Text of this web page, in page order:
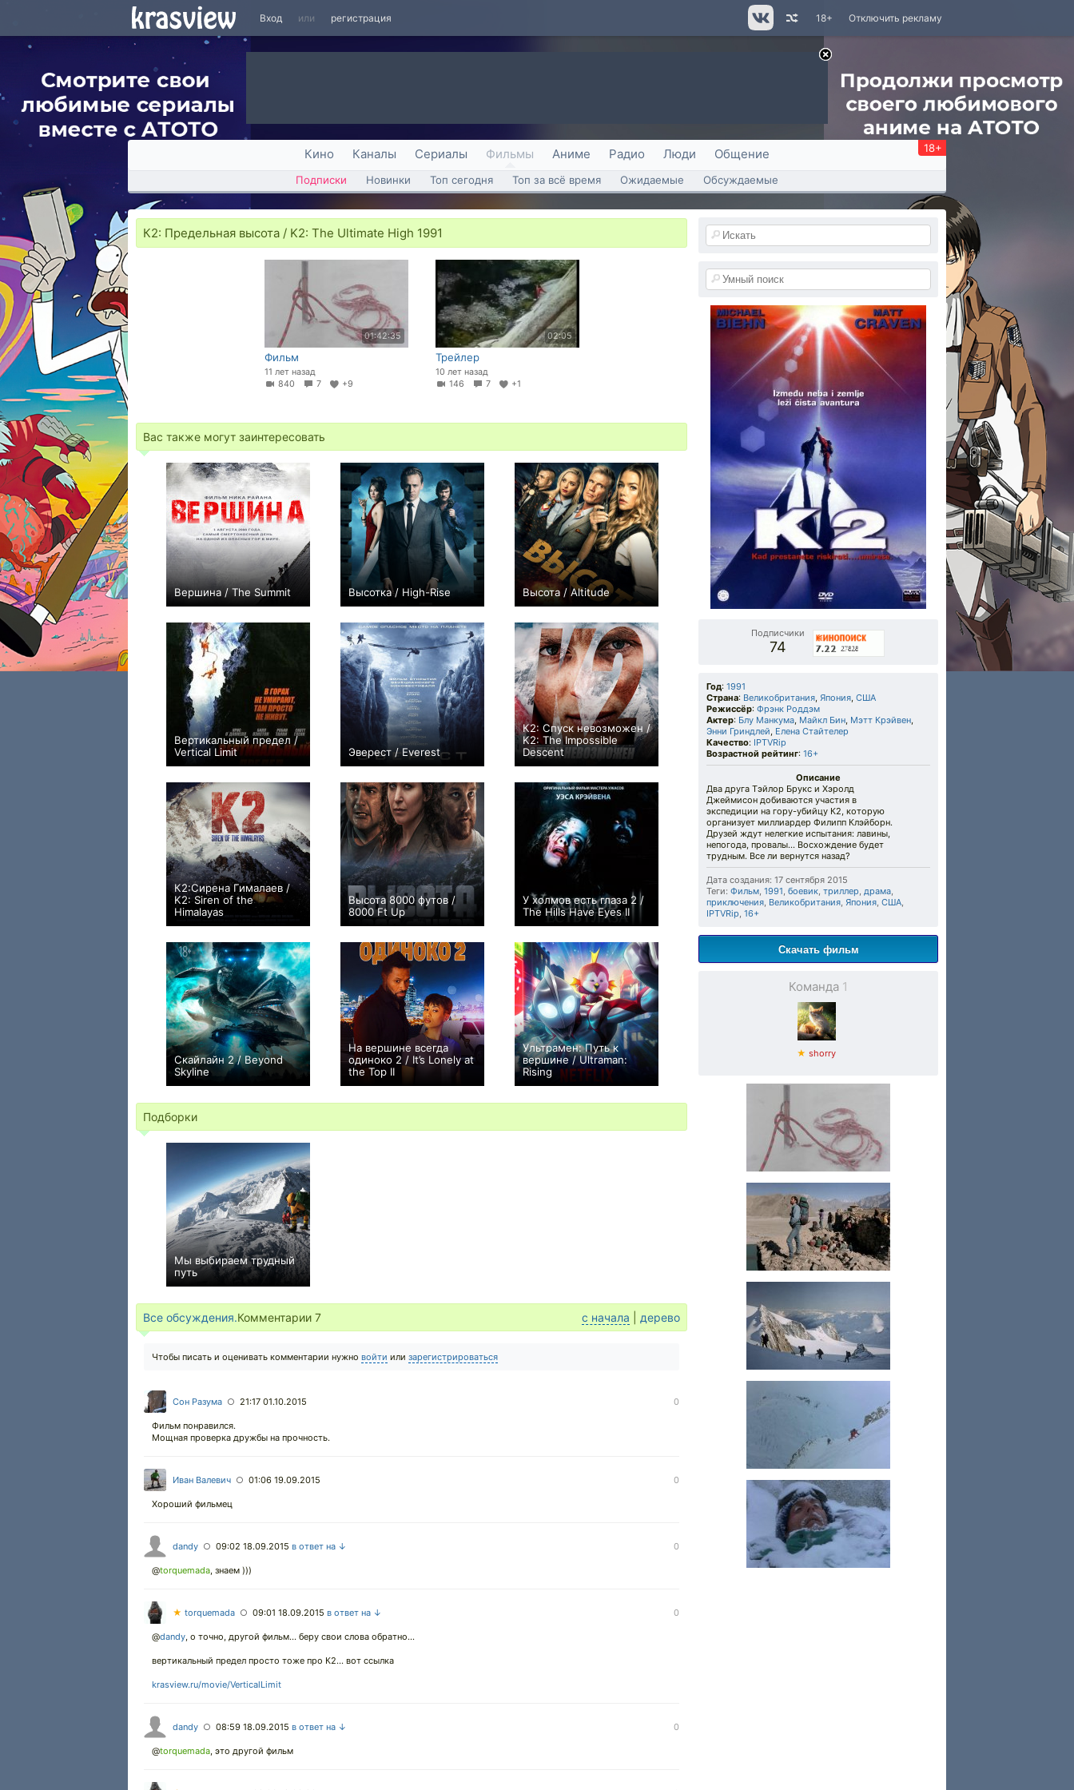
Вход или регистрация Отключить рекламу
18+
Кино Каналы Сериалы Фильмы Аниме Радио Люди Общение 18+
Подписки Новинки Топ сегодня Топ за всё время Ожидаемые Обсуждаемые
К2: Предельная высота / K2: The Ultimate High 1991
01:42:35
Фильм
11 лет назад
840
7 +9
02:05
Трейлер
10 лет назад
146
7 +1
Вас также могут заинтересовать
Вершина / The Summit
0
Высотка / High-Rise
0
Высота / Altitude
−1
Вертикальный предел /
Vertical Limit
+24
Эверест / Everest
+119
К2: Спуск невозможен /
K2: The Impossible
Descent
0
К2:Сирена Гималаев /
K2: Siren of the
Himalayas
0
Высота 8000 футов /
8000 Ft Up
0
У холмов есть глаза 2 /
The Hills Have Eyes II
0
Скайлайн 2 / Beyond
Skyline
+45
На вершине всегда
одиноко 2 / It’s Lonely at
the Top II
0
Ультрамен: Путь к
вершине / Ultraman:
Rising
+18
Подборки
Мы выбираем трудный
путь
15
Все обсуждения.Комментарии 7 с начала дерево
Чтобы писать и оценивать комментарии нужно войти или зарегистрироваться
Сон Разума ○ 21:17 01.10.2015 0
Фильм понравился.
Мощная проверка дружбы на прочность.
Иван Валевич ○ 01:06 19.09.2015 0
Хороший фильмец
dandy ○ 09:02 18.09.2015 в ответ на ↓ 0
@torquemada, знаем )))
★ torquemada ○ 09:01 18.09.2015 в ответ на ↓ 0
@dandy, о точно, другой фильм... беру свои слова обратно...
вертикальный предел просто тоже про К2... вот ссылка
krasview.ru/movie/VerticalLimit
dandy ○ 08:59 18.09.2015 в ответ на ↓ 0
@torquemada, это другой фильм
Подписчики
74
Год: 1991
Страна: Великобритания, Япония, США
Режиссёр: Фрэнк Роддэм
Актер: Блу Манкума, Майкл Бин, Мэтт Крэйвен,
Энни Гриндлей, Елена Стайтелер
Качество: IPTVRip
Возрастной рейтинг: 16+
Описание
Два друга Тэйлор Брукс и Хэролд
Джеймисон добиваются участия в
экспедиции на гору-убийцу К2, которую
организует миллиардер Филипп Клэйборн.
Друзей ждут нелегкие испытания: лавины,
непогода, провалы... Восхождение будет
трудным. Все ли вернутся назад?
Дата создания: 17 сентября 2015
Теги: Фильм, 1991, боевик, триллер, драма,
приключения, Великобритания, Япония, США,
IPTVRip, 16+
Скачать фильм
Команда 1
★ shorry